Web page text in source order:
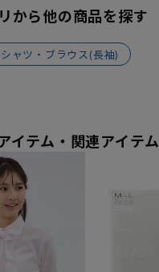
から他の商品を探す
ャツ・ブラウス(長袖)
イテム・関連アイテム